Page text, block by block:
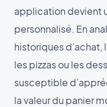
application devient
personnalisé. En
historiques
les pizzas ou les
susceptible
la valeur du panier